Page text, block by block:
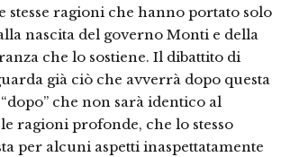
stesse ragioni che hanno portato solo
nascita del governo Monti e della
che lo sostiene. Il dibattito di
già ciò che avverrà dopo questa
che non sarà identico al
ragioni profonde, che lo stesso
per alcuni aspetti inaspettatamente